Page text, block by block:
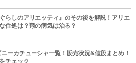
らしのアリエッティ』のその後を解説！アリエ
住処は？翔の病気は治る？
ニーカチューシャ一覧！販売状況&値段まとめ！
チェック